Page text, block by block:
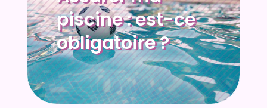
piscine : est-ce
obligatoire ?